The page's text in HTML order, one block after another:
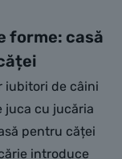
forme: casă
iubitori de câini
juca cu jucăria
pentru căței
introduce